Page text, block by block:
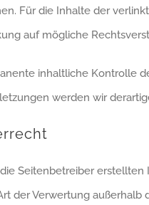
Für die Inhalte der
auf mögliche
inhaltliche Kontrolle
werden wir
Seitenbetreiber
der Verwertung außerhalb